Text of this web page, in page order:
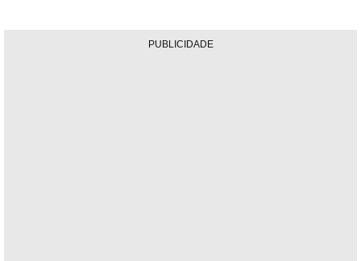
PUBLICIDADE